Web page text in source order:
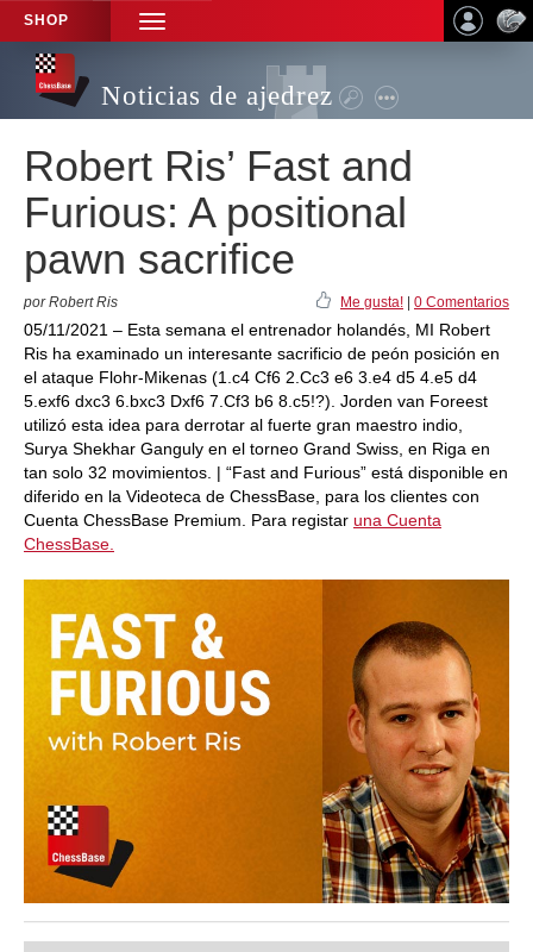
SHOP
TOGGLE
NAVIGATION
Noticias de ajedrez
Robert Ris’ Fast and
Furious: A positional
pawn sacrifice
por Robert Ris Me gusta! 0 Comentarios
05/11/2021 – Esta semana el entrenador holandés, MI Robert
Ris ha examinado un interesante sacrificio de peón posición en
el ataque Flohr-Mikenas (1.c4 Cf6 2.Cc3 e6 3.e4 d5 4.e5 d4
5.exf6 dxc3 6.bxc3 Dxf6 7.Cf3 b6 8.c5!?). Jorden van Foreest
utilizó esta idea para derrotar al fuerte gran maestro indio,
Surya Shekhar Ganguly en el torneo Grand Swiss, en Riga en
tan solo 32 movimientos. | “Fast and Furious” está disponible en
diferido en la Videoteca de ChessBase, para los clientes con
Cuenta ChessBase Premium. Para registar una Cuenta
ChessBase.